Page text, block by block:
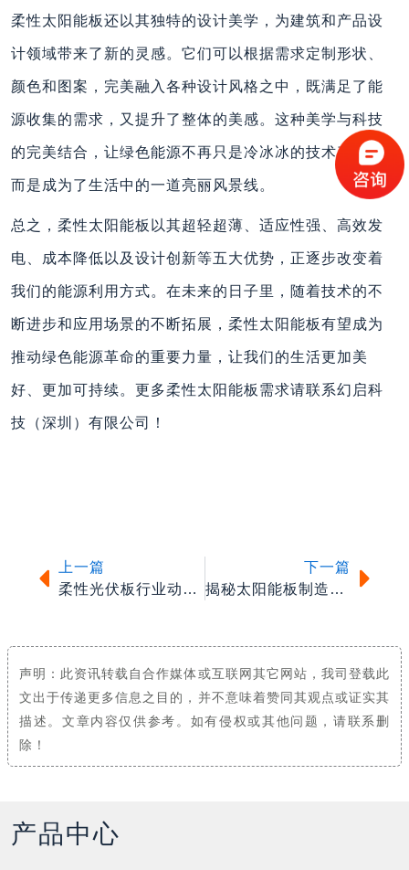
柔性太阳能板还以其独特的设计美学，为建筑和产品设
计领域带来了新的灵感。它们可以根据需求定制形状、
颜色和图案，完美融入各种设计风格之中，既满足了能
源收集的需求，又提升了整体的美感。这种美学与科技
的完美结合，让绿色能源不再只是冷冰冰的技术产物，
而是成为了生活中的一道亮丽风景线。
总之，柔性太阳能板以其超轻超薄、适应性强、高效发
电、成本降低以及设计创新等五大优势，正逐步改变着
我们的能源利用方式。在未来的日子里，随着技术的不
断进步和应用场景的不断拓展，柔性太阳能板有望成为
推动绿色能源革命的重要力量，让我们的生活更加美
好、更加可持续。更多柔性太阳能板需求请联系幻启科
技（深圳）有限公司！
上一篇
柔性光伏板行业动态解析
下一篇
揭秘太阳能板制造生产过程
声明：此资讯转载自合作媒体或互联网其它网站，我司登载此
文出于传递更多信息之目的，并不意味着赞同其观点或证实其
描述。文章内容仅供参考。如有侵权或其他问题，请联系删
除！
产品中心